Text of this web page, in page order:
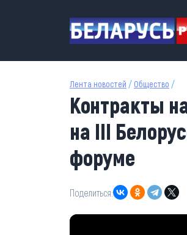
Лента новостей / Общество /
Контракты
на III
форуме
Поделиться: